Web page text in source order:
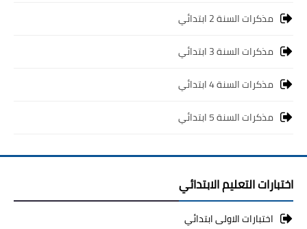
مذكرات السنة 2 ابتدائي
مذكرات السنة 3 ابتدائي
مذكرات السنة 4 ابتدائي
مذكرات السنة 5 ابتدائي
اختبارات التعليم الابتدائي
اختبارات الاولى ابتدائي